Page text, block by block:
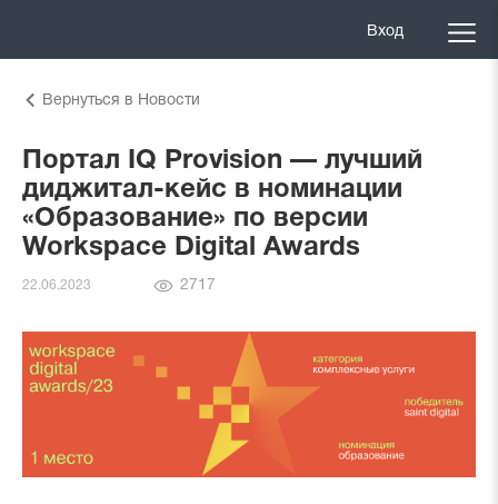
Вход
Вернуться в Новости
Портал IQ Provision — лучший
диджитал-кейс в номинации
«Образование» по версии
Workspace Digital Awards
22.06.2023
Количество
2717